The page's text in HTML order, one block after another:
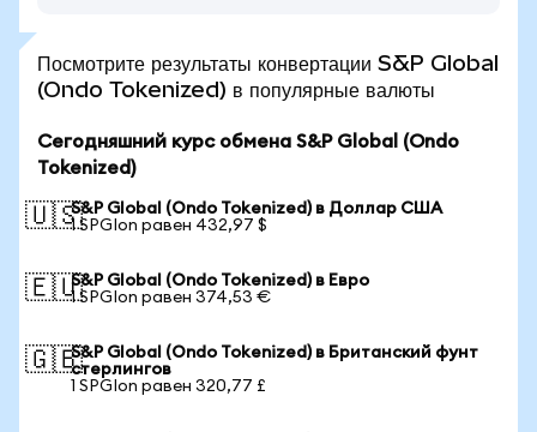
Посмотрите результаты конвертации S&P Global
(Ondo Tokenized) в популярные валюты
Сегодняшний курс обмена S&P Global (Ondo
Tokenized)
🇺🇸S&P Global (Ondo Tokenized) в Доллар США
1 SPGIon равен 432,97 $
🇪🇺S&P Global (Ondo Tokenized) в Евро
1 SPGIon равен 374,53 €
🇬🇧S&P Global (Ondo Tokenized) в Британский фунт
стерлингов
1 SPGIon равен 320,77 £